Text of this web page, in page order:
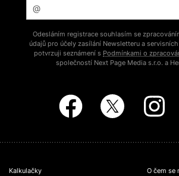
Odesláním registrace souhlasím se
údajů pro účely zasílání Newsletteru a
potvrzuji seznámení s Podmínkami o
společností Next Page Media s.r.o. a
Kalkulačky
O čem se